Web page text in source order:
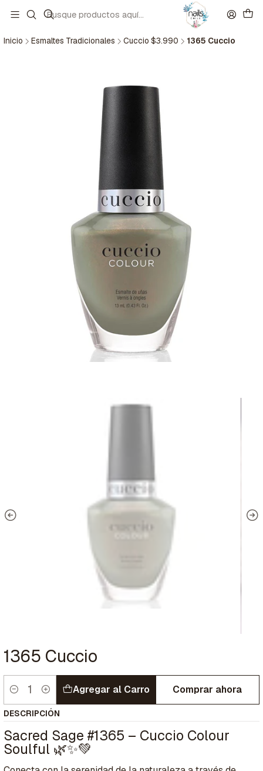
Inicio Esmaltes Tradicionales Cuccio $3.990 1365 Cuccio
1365 Cuccio
Cantidad
Agregar al Carro Comprar ahora
DESCRIPCIÓN
Sacred Sage #1365 – Cuccio Colour
Soulful 🌿✨💚